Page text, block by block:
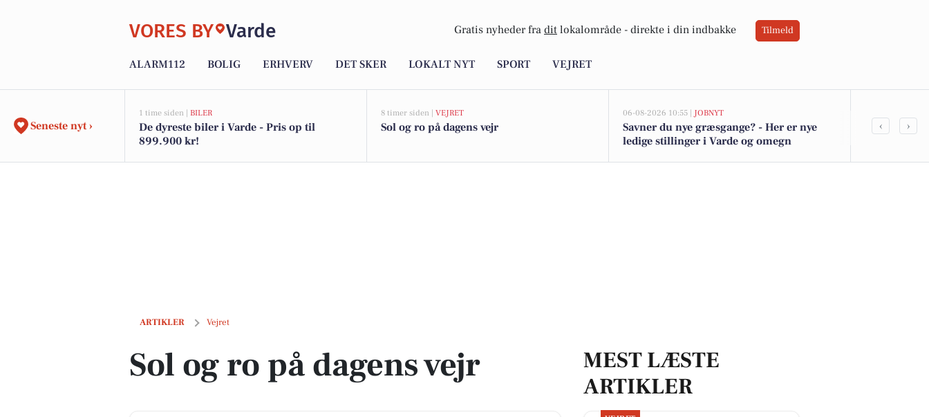
VORES BY Varde Gratis nyheder fra dit lokalområde - direkte i din indbakke Tilmeld
ALARM112 BOLIG ERHVERV DET SKER LOKALT NYT SPORT VEJRET
Seneste nyt ›
1 time siden | BILER
De dyreste biler i Varde - Pris op til
899.900 kr!
8 timer siden | VEJRET
Sol og ro på dagens vejr
06-08-2026 10:55 | JOBNYT
Savner du nye græsgange? - Her er nye
ledige stillinger i Varde og omegn
Ribe Big
‹ ›
ARTIKLER Vejret
Sol og ro på dagens vejr
Sol og ro på dagens vejr
MEST LÆSTE
ARTIKLER